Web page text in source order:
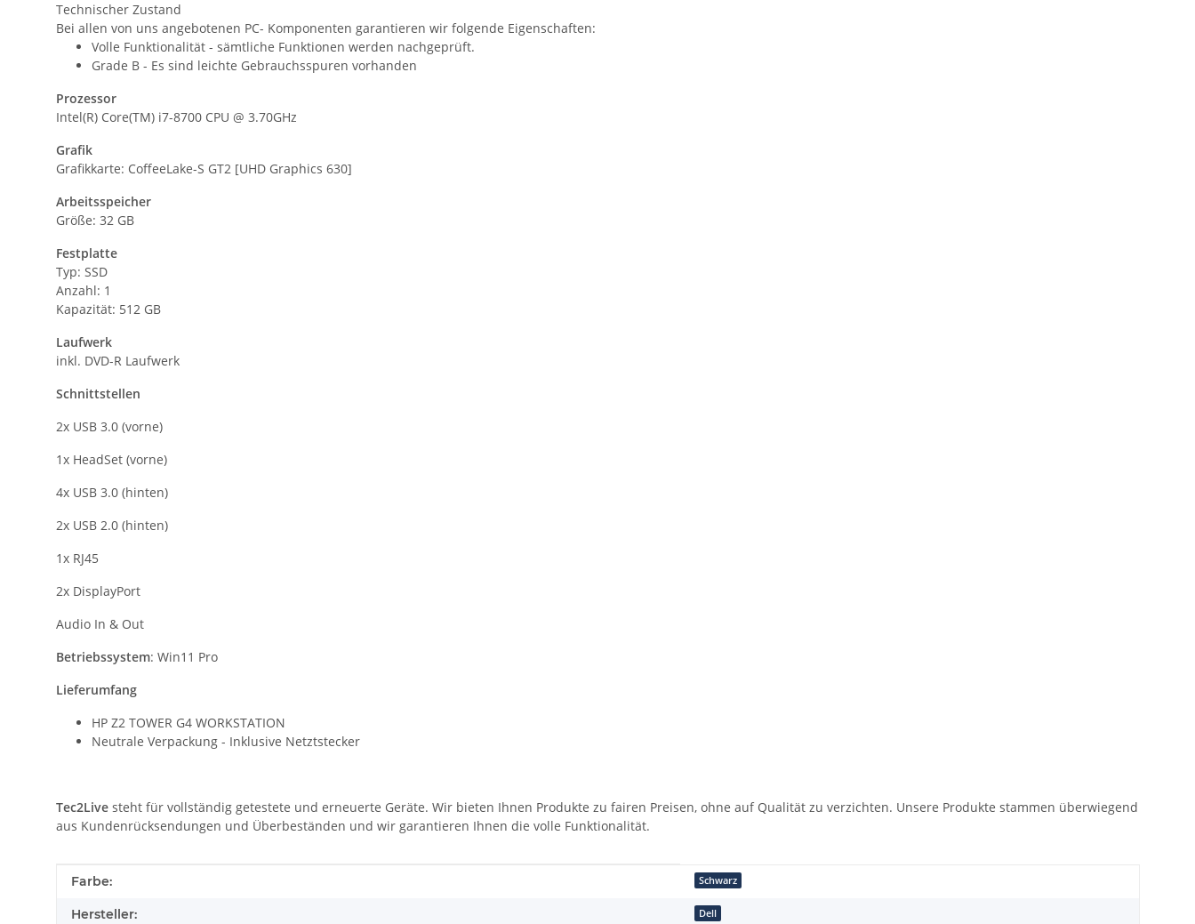
Technischer Zustand
Bei allen von uns angebotenen PC- Komponenten garantieren wir folgende Eigenschaften:
Volle Funktionalität - sämtliche Funktionen werden nachgeprüft.
Grade B - Es sind leichte Gebrauchsspuren vorhanden
Prozessor
Intel(R) Core(TM) i7-8700 CPU @ 3.70GHz
Grafik
Grafikkarte: CoffeeLake-S GT2 [UHD Graphics 630]
Arbeitsspeicher
Größe: 32 GB
Festplatte
Typ: SSD
Anzahl: 1
Kapazität: 512 GB
Laufwerk
inkl. DVD-R Laufwerk
Schnittstellen
2x USB 3.0 (vorne)
1x HeadSet (vorne)
4x USB 3.0 (hinten)
2x USB 2.0 (hinten)
1x RJ45
2x DisplayPort
Audio In & Out
Betriebssystem: Win11 Pro
Lieferumfang
HP Z2 TOWER G4 WORKSTATION
Neutrale Verpackung - Inklusive Netztstecker
Tec2Live steht für vollständig getestete und erneuerte Geräte. Wir bieten Ihnen Produkte zu fairen Preisen, ohne auf Qualität zu verzichten. Unsere Produkte stammen überwiegend
aus Kundenrücksendungen und Überbeständen und wir garantieren Ihnen die volle Funktionalität.
Produkteigenschaft
Wert
Farbe: Schwarz
Hersteller: Dell